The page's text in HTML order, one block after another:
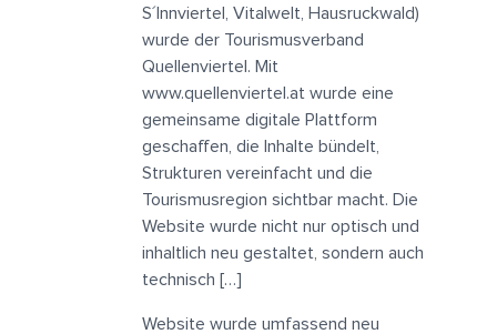
S´Innviertel, Vitalwelt, Hausruckwald)
wurde der Tourismusverband
Quellenviertel. Mit
www.quellenviertel.at wurde eine
gemeinsame digitale Plattform
geschaffen, die Inhalte bündelt,
Strukturen vereinfacht und die
Tourismusregion sichtbar macht. Die
Website wurde nicht nur optisch und
inhaltlich neu gestaltet, sondern auch
technisch […]
Website wurde umfassend neu